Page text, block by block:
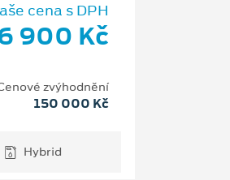
cena s DPH
900 Kč
zvýhodnění
150 000 Kč
Hybrid